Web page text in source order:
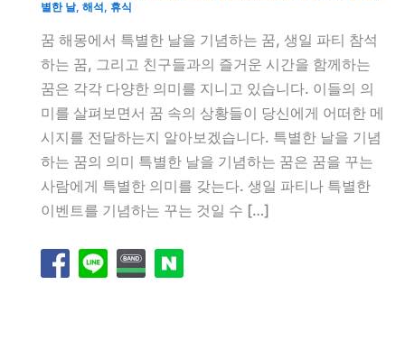
별한 날, 해석, 휴식
꿈 해몽에서 특별한 날을 기념하는 꿈, 생일 파티 참석
하는 꿈, 그리고 친구들과의 즐거운 시간을 함께하는
꿈은 각각 다양한 의미를 지니고 있습니다. 이들의 의
미를 살펴보면서 꿈 속의 상황들이 당신에게 어떠한 메
시지를 전달하는지 알아보겠습니다. 특별한 날을 기념
하는 꿈의 의미 특별한 날을 기념하는 꿈은 꿈을 꾸는
사람에게 특별한 의미를 갖는다. 생일 파티나 특별한
이벤트를 기념하는 꾸는 것일 수 […]